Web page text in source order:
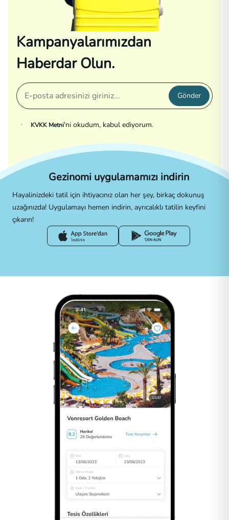
Kampanyalarımızdan
Haberdar Olun.
Gönder
KVKK Metni'ni okudum, kabul ediyorum.
Gezinomi uygulamamızı indirin
Hayalinizdeki tatil için ihtiyacınız olan her şey, birkaç dokunuş
uzağınızda! Uygulamayı hemen indirin, ayrıcalıklı tatilin keyfini
çıkarın!